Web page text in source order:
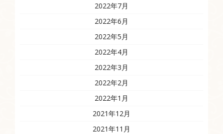
2022年7月
2022年6月
2022年5月
2022年4月
2022年3月
2022年2月
2022年1月
2021年12月
2021年11月